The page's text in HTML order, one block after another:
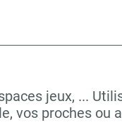
jeux, ...
vos proches ou